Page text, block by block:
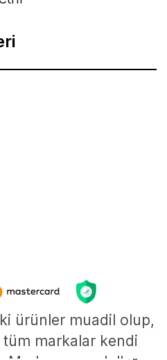
ürünler muadil olup,
tüm markalar kendi